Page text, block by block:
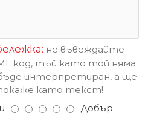
не въвеждайте
код, тъй като той няма
интерпретиран, а ще
като текст!
Добър